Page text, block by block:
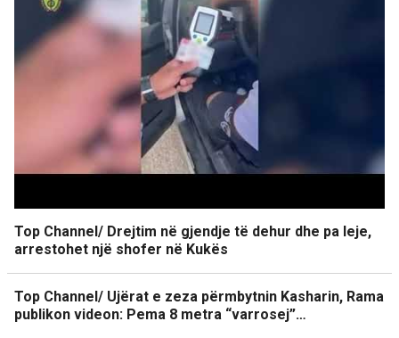
Top Channel/ Drejtim në gjendje të dehur dhe pa leje,
arrestohet një shofer në Kukës
Top Channel/ Ujërat e zeza përmbytnin Kasharin, Rama
publikon videon: Pema 8 metra “varrosej”…